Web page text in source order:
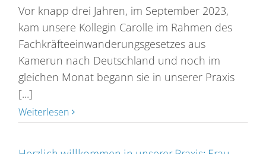
Vor knapp drei Jahren, im September 2023,
kam unsere Kollegin Carolle im Rahmen des
Fachkräfteeinwanderungsgesetzes aus
Kamerun nach Deutschland und noch im
gleichen Monat begann sie in unserer Praxis
[...]
Weiterlesen